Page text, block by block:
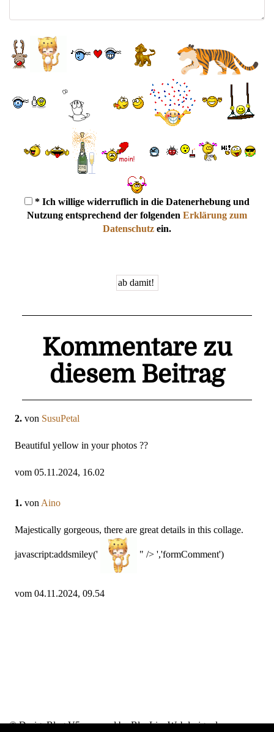
* Ich willige widerruflich in die Datenerhebung und
Nutzung entsprechend der folgenden Erklärung zum
Datenschutz ein.
Kommentare zu
diesem Beitrag
2. von SusuPetal
Beautiful yellow in your photos ??
vom 05.11.2024, 16.02
1. von Aino
Majestically gorgeous, there are great details in this collage.
javascript:addsmiley(' " /> ','formComment')
vom 04.11.2024, 09.54
© DesignBlog V5 powered by BlueLionWebdesign.de